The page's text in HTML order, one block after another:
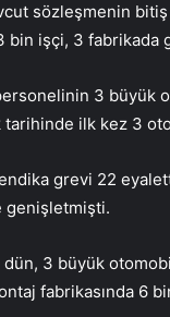
sözleşmenin bitiş
bin işçi, 3 fabrikada
3 büyük
tarihinde ilk kez 3
grevi 22
genişletmişti.
3 büyük
fabrikasında 6